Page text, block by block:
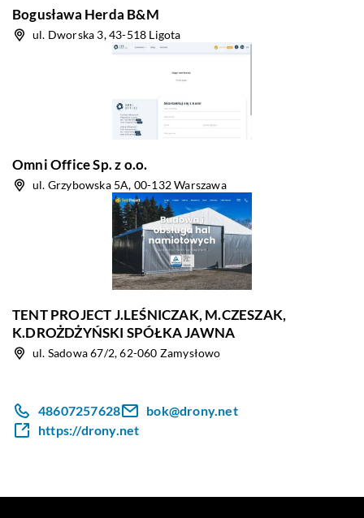
Bogusława Herda B&M
ul. Dworska 3, 43-518 Ligota
Omni Office Sp. z o.o.
ul. Grzybowska 5A, 00-132 Warszawa
TENT PROJECT J.LEŚNICZAK, M.CZESZAK,
K.DROŻDŻYŃSKI SPÓŁKA JAWNA
ul. Sadowa 67/2, 62-060 Zamysłowo
48607257628
bok@drony.net
https://drony.net